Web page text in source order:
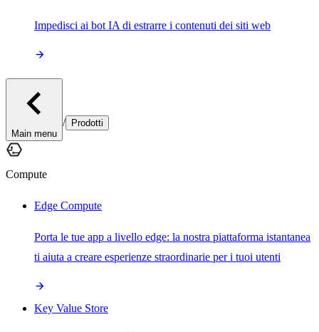
Impedisci ai bot IA di estrarre i contenuti dei siti web
Main menu
/ Prodotti
Compute
Edge Compute
Porta le tue app a livello edge: la nostra piattaforma istantanea
ti aiuta a creare esperienze straordinarie per i tuoi utenti
Key Value Store